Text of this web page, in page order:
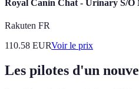
Royal Canin Chat - Urinary S/O
Rakuten FR
110.58 EURVoir le prix
Les pilotes d'un